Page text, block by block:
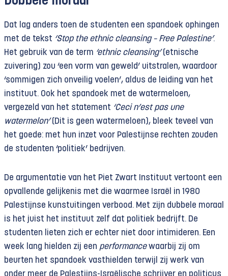
Dat lag anders toen de studenten een spandoek ophingen
met de tekst ‘Stop the ethnic cleansing – Free Palestine’.
Het gebruik van de term ‘ethnic cleansing’(etnische
zuivering) zou ‘een vorm van geweld’ uitstralen, waardoor
‘sommigen zich onveilig voelen’, aldus de leiding van het
instituut. Ook het spandoek met de watermeloen,
vergezeld van het statement ‘Ceci n’est pas une
watermelon’(Dit is geen watermeloen), bleek teveel van
het goede: met hun inzet voor Palestijnse rechten zouden
de studenten ‘politiek’ bedrijven.
De argumentatie van het Piet Zwart Instituut vertoont een
opvallende gelijkenis met die waarmee Israël in 1980
Palestijnse kunstuitingen verbood. Met zijn dubbele moraal
is het juist het instituut zelf dat politiek bedrijft. De
studenten lieten zich er echter niet door intimideren. Een
week lang hielden zij een performancewaarbij zij om
beurten het spandoek vasthielden terwijl zij werk van
onder meer de Palestijns-Israëlische schrijver en politicus